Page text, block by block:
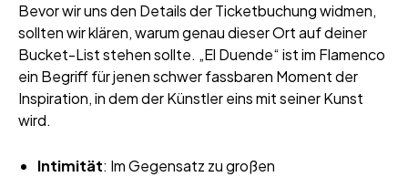
Bevor wir uns den Details der Ticketbuchung widmen,
sollten wir klären, warum genau dieser Ort auf deiner
Bucket-List stehen sollte. „El Duende“ ist im Flamenco
ein Begriff für jenen schwer fassbaren Moment der
Inspiration, in dem der Künstler eins mit seiner Kunst
wird.
Intimität: Im Gegensatz zu großen